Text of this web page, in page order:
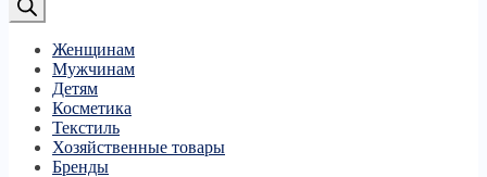
Женщинам
Мужчинам
Детям
Косметика
Текстиль
Хозяйственные товары
Бренды